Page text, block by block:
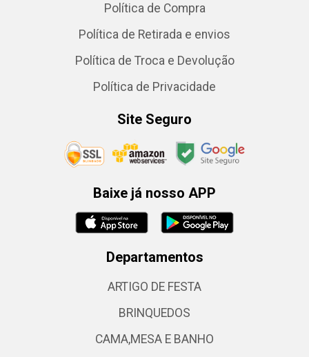
Política de Compra
Política de Retirada e envios
Política de Troca e Devolução
Política de Privacidade
Site Seguro
Baixe já nosso APP
Departamentos
ARTIGO DE FESTA
BRINQUEDOS
CAMA,MESA E BANHO